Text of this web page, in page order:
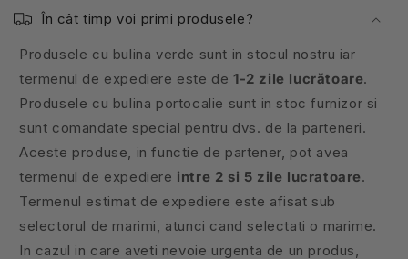
În cât timp voi primi produsele?
Produsele cu bulina verde sunt in stocul nostru iar
termenul de expediere este de1-2 zile lucrătoare.
Produsele cu bulina portocalie sunt in stoc furnizor si
sunt comandate special pentru dvs. de la parteneri.
Aceste produse, in functie de partener, pot avea
termenul de expediere intre 2 si 5 zile lucratoare.
Termenul estimat de expediere este afisat sub
selectorul de marimi, atunci cand selectati o marime.
In cazul in care aveti nevoie urgenta de un produs,